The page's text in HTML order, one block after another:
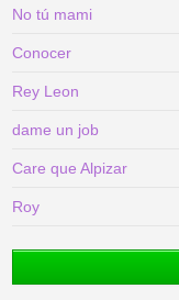
No tú mami
Conocer
Rey Leon
dame un job
Care que Alpizar
Roy